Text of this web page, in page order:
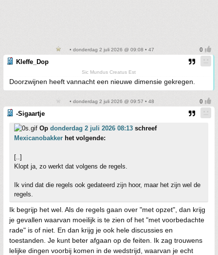
• donderdag 2 juli 2026 @ 09:08 • 47
Kleffe_Dop
Sic Mundus Creatus Est
Doorzwijnen heeft vannacht een nieuwe dimensie gekregen.
• donderdag 2 juli 2026 @ 09:57 • 48
-Sigaartje
Op donderdag 2 juli 2026 08:13 schreef
Mexicanobakker het volgende:
[..]
Klopt ja, zo werkt dat volgens de regels.
Ik vind dat die regels ook gedateerd zijn hoor, maar het zijn wel de
regels.
Ik begrijp het wel. Als de regels gaan over "met opzet", dan krijg
je gevallen waarvan moeilijk is te zien of het "met voorbedachte
rade" is of niet. En dan krijg je ook hele discussies en
toestanden. Je kunt beter afgaan op de feiten. Ik zag trouwens
lelijke dingen voorbij komen in de wedstrijd, waarvan je echt